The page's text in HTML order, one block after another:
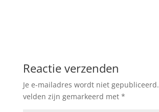
Reactie verzenden
Je e-mailadres wordt niet gepubliceerd.
velden zijn gemarkeerd met *